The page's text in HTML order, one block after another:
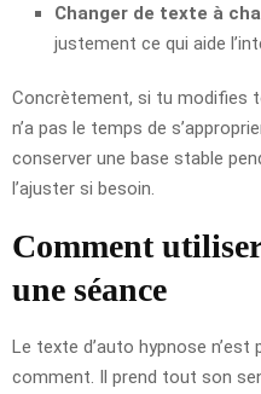
Changer de texte à
justement ce qui aide
Concrètement, si tu modifies
n’a pas le temps de
conserver une base stable
l’ajuster si besoin.
Comment
une séance
Le texte d’auto hypnose n’est
comment. Il prend tout son